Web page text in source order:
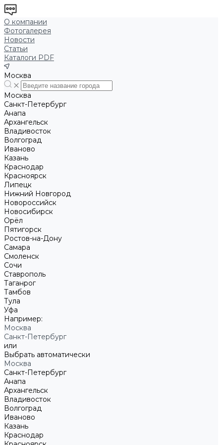
О компании
Фотогалерея
Новости
Статьи
Каталоги PDF
Москва
Москва
Санкт-Петербург
Анапа
Архангельск
Владивосток
Волгоград
Иваново
Казань
Краснодар
Красноярск
Липецк
Нижний Новгород
Новороссийск
Новосибирск
Орёл
Пятигорск
Ростов-на-Дону
Самара
Смоленск
Сочи
Ставрополь
Таганрог
Тамбов
Тула
Уфа
Например:
Москва
Санкт-Петербург
или
Выбрать автоматически
Москва
Санкт-Петербург
Анапа
Архангельск
Владивосток
Волгоград
Иваново
Казань
Краснодар